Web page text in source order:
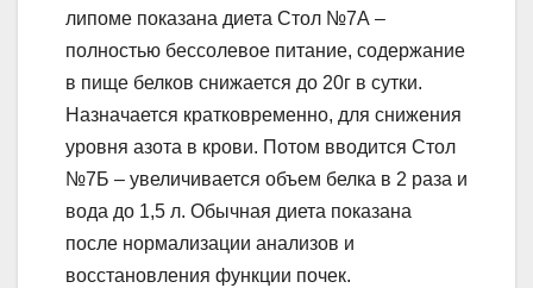
липоме показана диета Стол №7А –
полностью бессолевое питание, содержание
в пище белков снижается до 20г в сутки.
Назначается кратковременно, для снижения
уровня азота в крови. Потом вводится Стол
№7Б – увеличивается объем белка в 2 раза и
вода до 1,5 л. Обычная диета показана
после нормализации анализов и
восстановления функции почек.